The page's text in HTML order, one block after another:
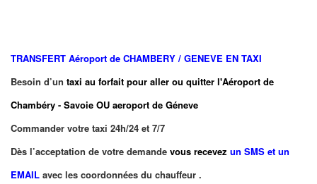
TRANSFERT Aéroport de CHAMBERY / GENEVE EN TAXI
Besoin d’un taxi au forfait pour aller ou quitter l'Aéroport de
Chambéry - Savoie OU aeroport de Géneve
Commander votre taxi 24h/24 et 7/7
Dès l’acceptation de votre demande vous recevez un SMS et un
EMAIL avec les coordonnées du chauffeur .